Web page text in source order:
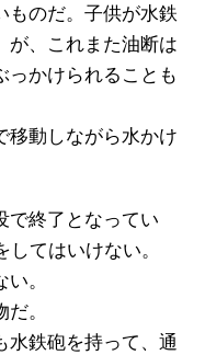
ものだ。子供が水鉄
が、これまた油断は
っかけられることも
移動しながら水かけ
で終了となってい
てはいけない。
。
。
水鉄砲を持って、通